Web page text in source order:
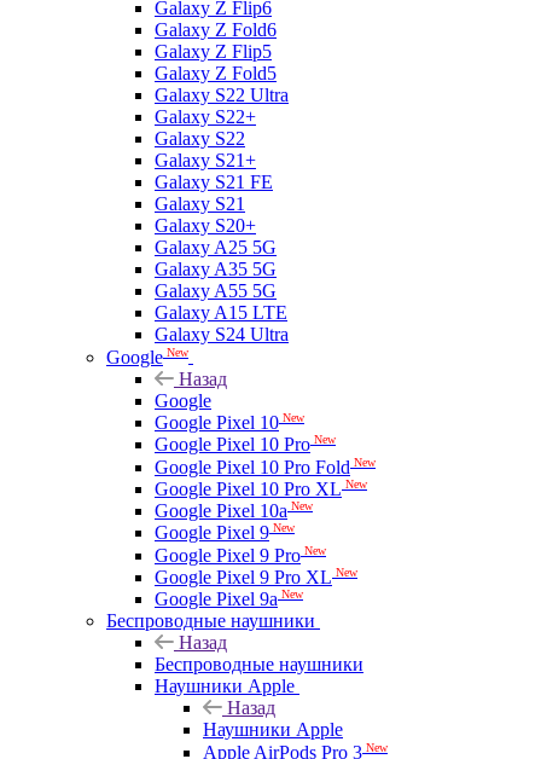
Galaxy Z Flip6
Galaxy Z Fold6
Galaxy Z Flip5
Galaxy Z Fold5
Galaxy S22 Ultra
Galaxy S22+
Galaxy S22
Galaxy S21+
Galaxy S21 FE
Galaxy S21
Galaxy S20+
Galaxy A25 5G
Galaxy A35 5G
Galaxy A55 5G
Galaxy A15 LTE
Galaxy S24 Ultra
Google New
Назад
Google
Google Pixel 10 New
Google Pixel 10 Pro New
Google Pixel 10 Pro Fold New
Google Pixel 10 Pro XL New
Google Pixel 10a New
Google Pixel 9 New
Google Pixel 9 Pro New
Google Pixel 9 Pro XL New
Google Pixel 9a New
Беспроводные наушники
Назад
Беспроводные наушники
Наушники Apple
Назад
Наушники Apple
Apple AirPods Pro 3 New